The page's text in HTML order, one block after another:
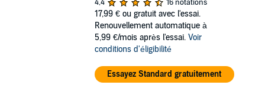
4,4
16 notations
17,99 € ou gratuit avec l'essai.
Renouvellement automatique à
5,99 €/mois après l'essai. Voir
conditions d'éligibilité
Essayez Standard gratuitement